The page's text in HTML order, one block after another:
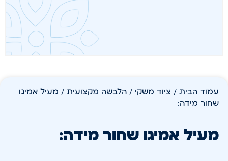
עמוד הבית / ציוד משקי / הלבשה מקצועית / מעיל אמיגו
שחור מידה:
מעיל אמיגו שחור מידה: